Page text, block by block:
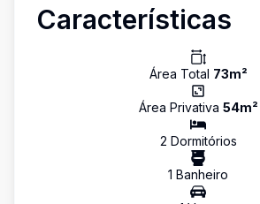
Características
Área Total 73m²
Área Privativa 54m²
2 Dormitórios
1 Banheiro